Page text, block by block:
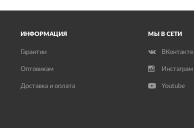
ИНФОРМАЦИЯ
Гарантии
Оптовикам
Доставка и оплата
МЫ В СЕТИ
ВКонтакте
Инстаграм
Youtube